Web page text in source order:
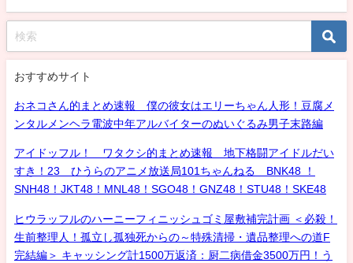
おすすめサイト
おネコさん的まとめ速報 僕の彼女はエリーちゃん人形！豆腐メ
ンタルメンヘラ電波中年アルバイターのぬいぐるみ男子末路編
アイドッフル！ ワタクシ的まとめ速報 地下格闘アイドルだい
すき！23 ひうらのアニメ放送局101ちゃんねる BNK48 ！
SNH48！JKT48！MNL48！SGO48！GNZ48！STU48！SKE48
ヒウラッフルのハーニーフィニッシュゴミ屋敷補完計画 ＜必殺！
生前整理人！孤立し孤独死からの～特殊清掃・遺品整理への道F
完結編＞ キャッシング計1500万返済：厨二病借金3500万円！う